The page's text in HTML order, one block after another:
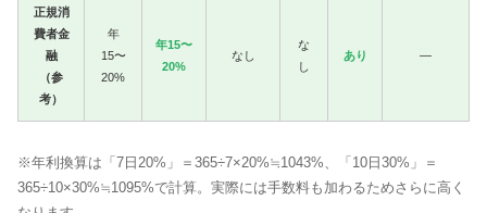
正規消
費者金
融
（参
考）
年
15〜
20%
年15〜
20%
なし
な
し
あり —
※年利換算は「7日20%」＝365÷7×20%≒1043%、「10日30%」＝
365÷10×30%≒1095%で計算。実際には手数料も加わるためさらに高く